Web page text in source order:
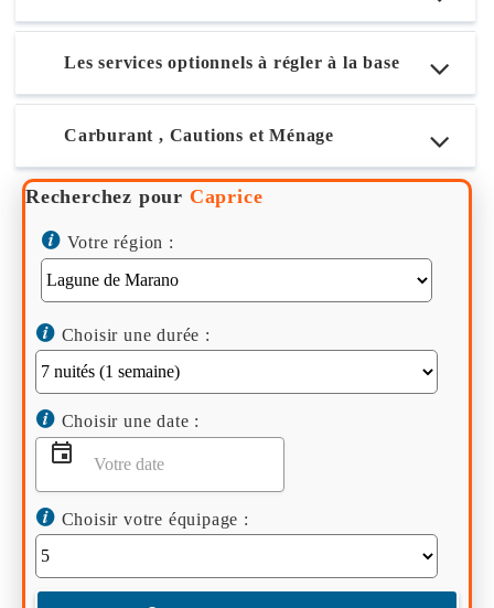
Les services optionnels à régler à la base
Carburant , Cautions et Ménage
Recherchez pour Caprice
Votre région :
Choisir une durée :
Choisir une date :
Choisir votre équipage :